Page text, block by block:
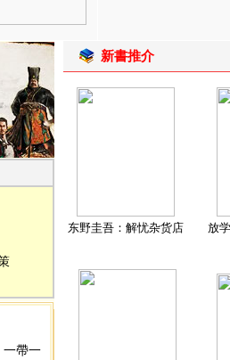
一帶一
新書推介
东野圭吾：解忧杂货店 放